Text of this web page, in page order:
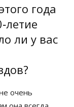
года
ли у вас
очень